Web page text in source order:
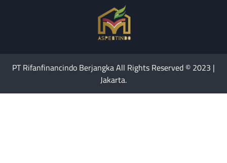
PT Rifanfinancindo Berjangka All Rights Reserved © 2023 |
Jakarta.